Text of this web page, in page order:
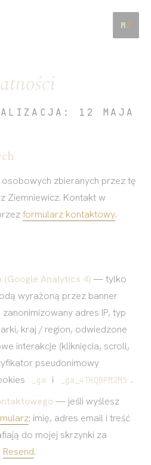
12 MAJA
zbieranych przez tę
Ziemniewicz. Kontakt w
formularz kontaktowy.
Analytics 4)— tylko
wyrażoną przez banner
adres IP, typ
kraj / region, odwiedzone
interakcje (kliknięcia, scroll,
pseudonimowy
_ga i _ga_4THQBPM2M5 .
— jeśli wyślesz
: imię, adres email i treść
do mojej skrzynki za
Resend.
MZ